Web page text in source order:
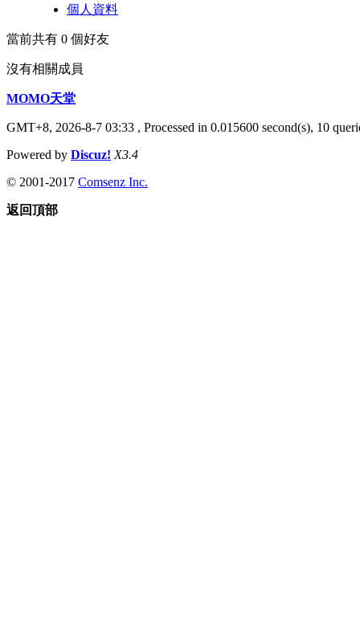
個人資料
當前共有 0 個好友
沒有相關成員
MOMO天堂
GMT+8, 2026-8-7 03:33 , Processed in 0.015600 second(s), 10
Powered by Discuz! X3.4
© 2001-2017 Comsenz Inc.
返回頂部